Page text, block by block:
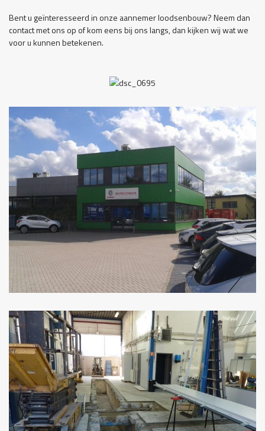
Bent u geïnteresseerd in onze aannemer loodsenbouw? Neem dan
contact met ons op of kom eens bij ons langs, dan kijken wij wat we
voor u kunnen betekenen.